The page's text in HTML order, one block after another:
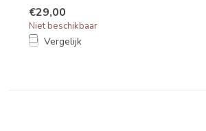
€29,00
Niet beschikbaar
Vergelijk